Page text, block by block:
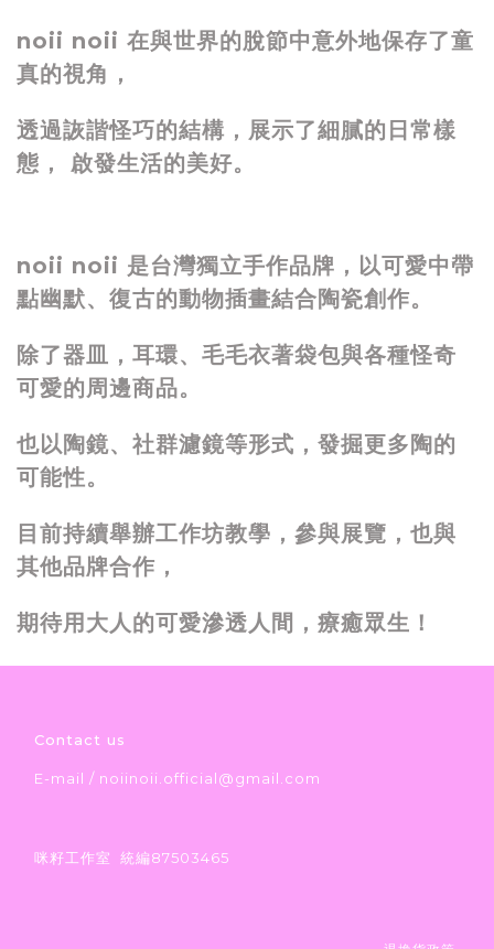
noii noii 在與世界的脫節中意外地保存了童
真的視角，
透過詼諧怪巧的結構，展示了細膩的日常樣
態， 啟發生活的美好。
noii noii 是台灣獨立手作品牌，以可愛中帶
點幽默、復古的動物插畫結合陶瓷創作。
除了器皿，耳環、毛毛衣著袋包與各種怪奇
可愛的周邊商品。
也以陶鏡、社群濾鏡等形式，發掘更多陶的
可能性。
目前持續舉辦工作坊教學，參與展覽，也與
其他品牌合作，
期待用大人的可愛滲透人間，療癒眾生！
Contact us
E-mail / noiinoii.official@gmail.com
咪籽工作室 統編87503465